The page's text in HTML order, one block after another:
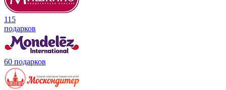
115
подарков
60 подарков